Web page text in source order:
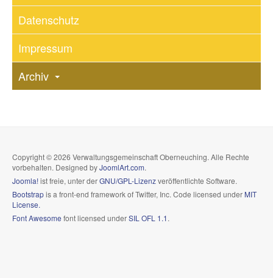
Datenschutz
Impressum
Archiv
Copyright © 2026 Verwaltungsgemeinschaft Oberneuching. Alle Rechte
vorbehalten. Designed byJoomlArt.com.
Joomla!ist freie, unter derGNU/GPL-Lizenzveröffentlichte Software.
Bootstrapis a front-end framework of Twitter, Inc. Code licensed under MIT
License.
Font Awesome font licensed underSIL OFL 1.1.